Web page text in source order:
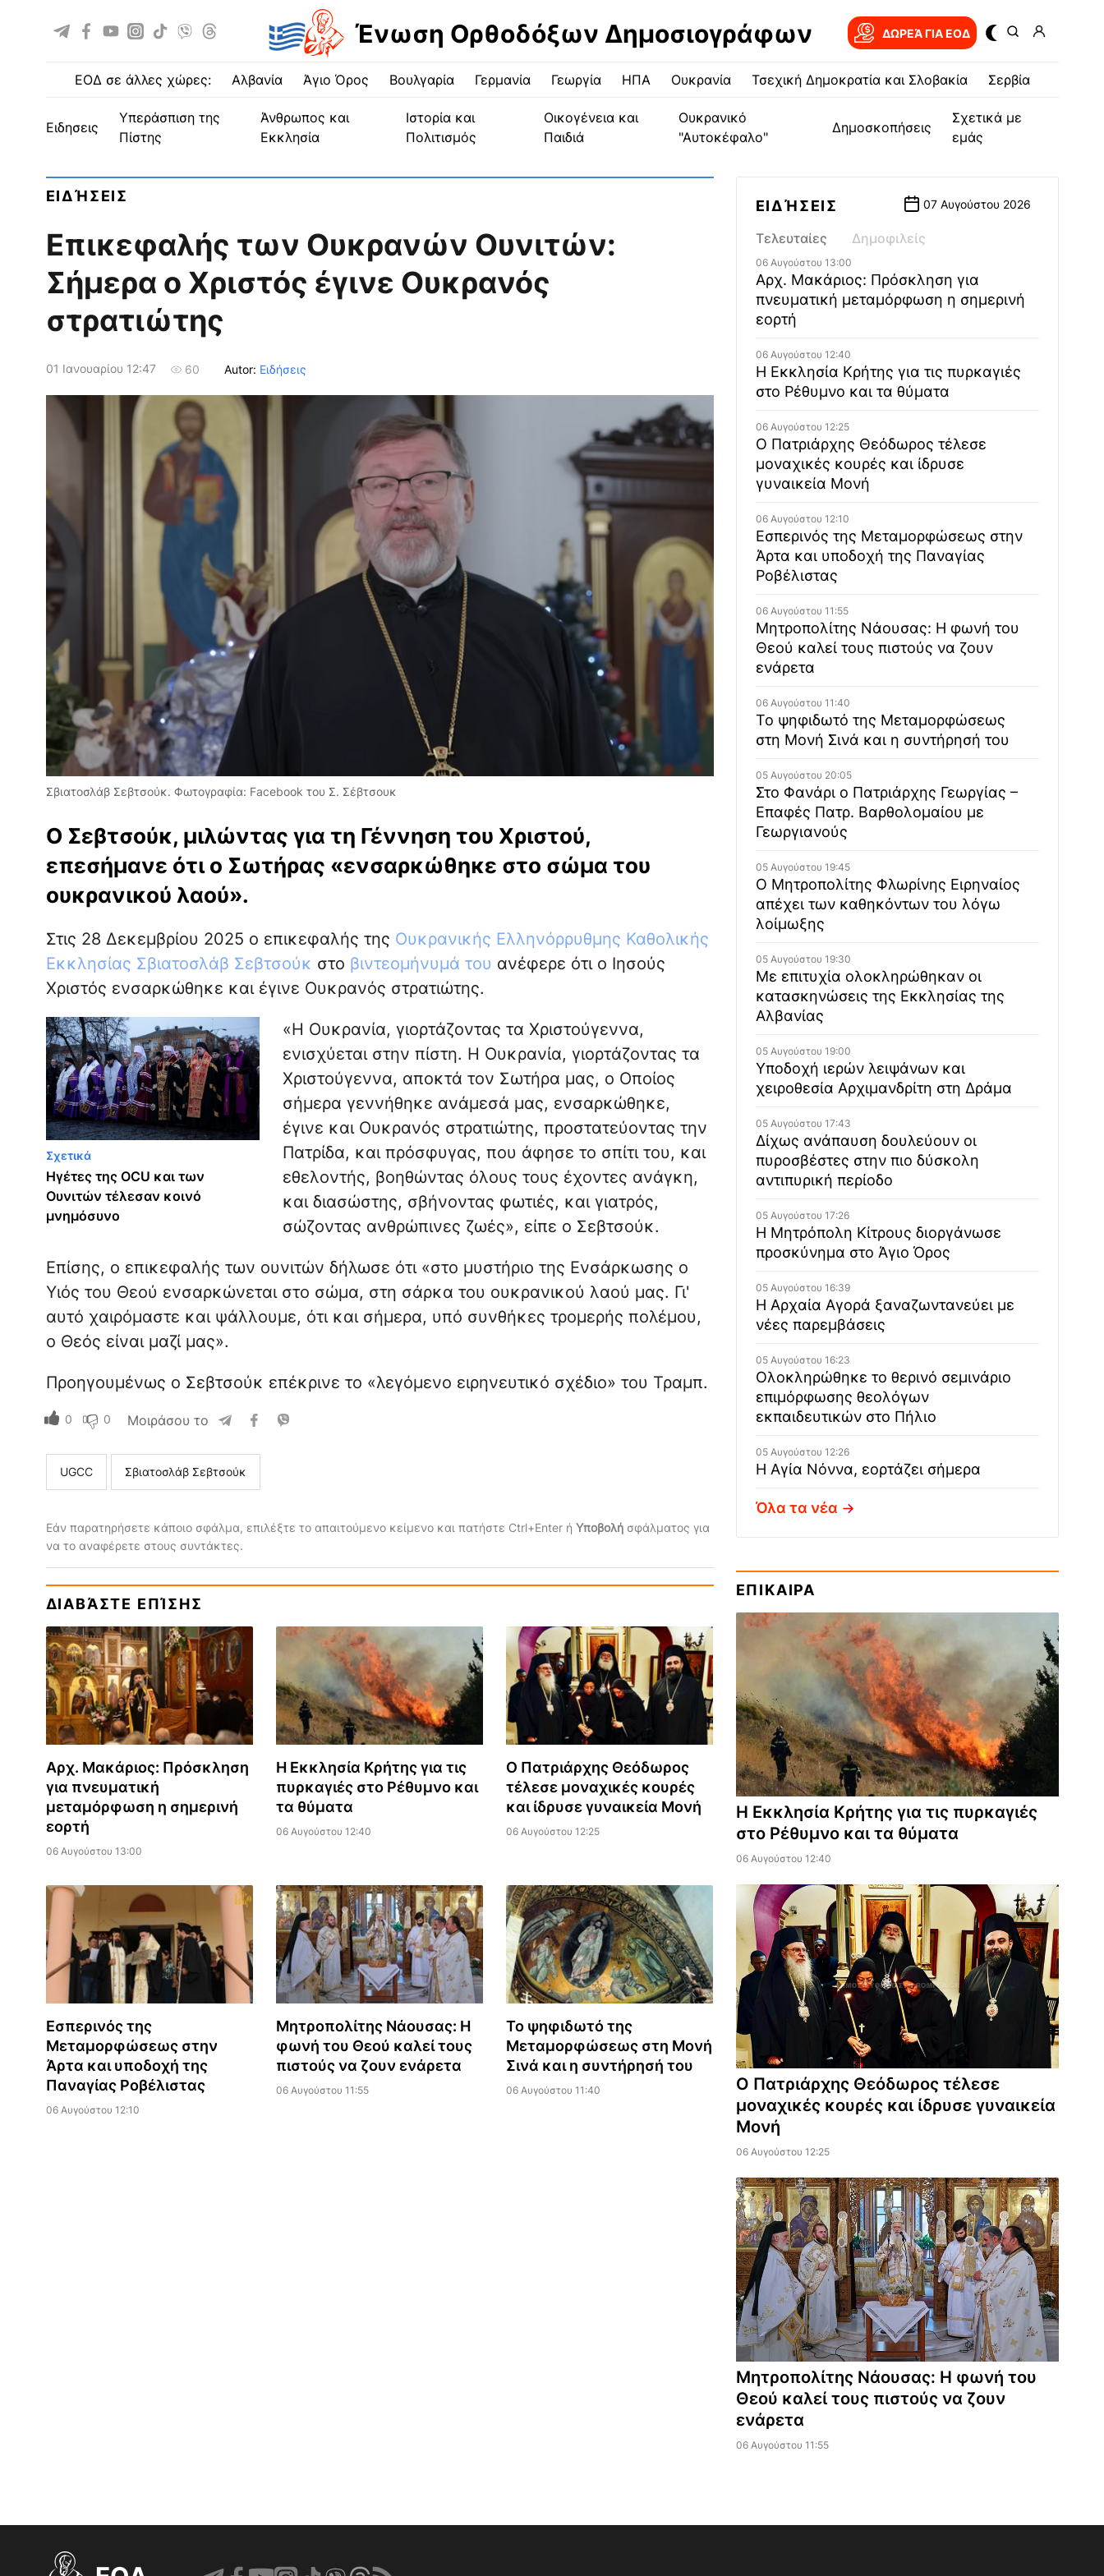
Ένωση Ορθοδόξων Δημοσιογράφων ΔΩΡΕΆ ΓΙΑ EOΔ
ΕΟΔ σε άλλες χώρες: Αλβανία Άγιο Όρος Βουλγαρία Γερμανία Γεωργία ΗΠΑ Ουκρανία Τσεχική Δημοκρατία και Σλοβακία Σερβία
ειδησεις
Υπεράσπιση της
Πίστης
Άνθρωπος και
Εκκλησία
Ιστορία και
Πολιτισμός
Οικογένεια και
Παιδιά
Ουκρανικό
"Αυτοκέφαλο"
Δημοσκοπήσεις
Σχετικά με
εμάς
ΕΙΔΉΣΕΙΣ
Επικεφαλής των Ουκρανών Ουνιτών:
Σήμερα ο Χριστός έγινε Ουκρανός
στρατιώτης
01 Ιανουαρίου 12:47 60 Autor: Ειδήσεις
Σβιατοσλάβ Σεβτσούκ. Φωτογραφία: Facebook του Σ. Σέβτσουκ
Ο Σεβτσούκ, μιλώντας για τη Γέννηση του Χριστού,
επεσήμανε ότι ο Σωτήρας «ενσαρκώθηκε στο σώμα του
ουκρανικού λαού».
Στις 28 Δεκεμβρίου 2025 ο επικεφαλής της Ουκρανικής Ελληνόρρυθμης Καθολικής
Εκκλησίας Σβιατοσλάβ Σεβτσούκ στο βιντεομήνυμά του ανέφερε ότι ο Ιησούς
Χριστός ενσαρκώθηκε και έγινε Ουκρανός στρατιώτης.
Σχετικά
Ηγέτες της OCU και των
Ουνιτών τέλεσαν κοινό
μνημόσυνο
«Η Ουκρανία, γιορτάζοντας τα Χριστούγεννα,
ενισχύεται στην πίστη. Η Ουκρανία, γιορτάζοντας τα
Χριστούγεννα, αποκτά τον Σωτήρα μας, ο Οποίος
σήμερα γεννήθηκε ανάμεσά μας, ενσαρκώθηκε,
έγινε και Ουκρανός στρατιώτης, προστατεύοντας την
Πατρίδα, και πρόσφυγας, που άφησε το σπίτι του, και
εθελοντής, βοηθώντας όλους τους έχοντες ανάγκη,
και διασώστης, σβήνοντας φωτιές, και γιατρός,
σώζοντας ανθρώπινες ζωές», είπε ο Σεβτσούκ.
Επίσης, ο επικεφαλής των ουνιτών δήλωσε ότι «στο μυστήριο της Ενσάρκωσης ο
Υιός του Θεού ενσαρκώνεται στο σώμα, στη σάρκα του ουκρανικού λαού μας. Γι'
αυτό χαιρόμαστε και ψάλλουμε, ότι και σήμερα, υπό συνθήκες τρομερής πολέμου,
ο Θεός είναι μαζί μας».
Προηγουμένως ο Σεβτσούκ επέκρινε το «λεγόμενο ειρηνευτικό σχέδιο» του Τραμπ.
0 0 Μοιράσου το
UGCC Σβιατοσλάβ Σεβτσούκ
Εάν παρατηρήσετε κάποιο σφάλμα, επιλέξτε το απαιτούμενο κείμενο και πατήστε Ctrl+Enter ή Υποβολήσφάλματος για
να το αναφέρετε στους συντάκτες.
ΔΙΑΒΆΣΤΕ ΕΠΊΣΗΣ
Αρχ. Μακάριος: Πρόσκληση
για πνευματική
μεταμόρφωση η σημερινή
εορτή
06 Αυγούστου 13:00
Η Εκκλησία Κρήτης για τις
πυρκαγιές στο Ρέθυμνο και
τα θύματα
06 Αυγούστου 12:40
Ο Πατριάρχης Θεόδωρος
τέλεσε μοναχικές κουρές
και ίδρυσε γυναικεία Μονή
06 Αυγούστου 12:25
Εσπερινός της
Μεταμορφώσεως στην
Άρτα και υποδοχή της
Παναγίας Ροβέλιστας
06 Αυγούστου 12:10
Μητροπολίτης Νάουσας: Η
φωνή του Θεού καλεί τους
πιστούς να ζουν ενάρετα
06 Αυγούστου 11:55
Το ψηφιδωτό της
Μεταμορφώσεως στη Μονή
Σινά και η συντήρησή του
06 Αυγούστου 11:40
ΕΙΔΉΣΕΙΣ 07 Αυγούστου 2026
Τελευταίες Δημοφιλείς
06 Αυγούστου 13:00
Αρχ. Μακάριος: Πρόσκληση για
πνευματική μεταμόρφωση η σημερινή
εορτή
06 Αυγούστου 12:40
Η Εκκλησία Κρήτης για τις πυρκαγιές
στο Ρέθυμνο και τα θύματα
06 Αυγούστου 12:25
Ο Πατριάρχης Θεόδωρος τέλεσε
μοναχικές κουρές και ίδρυσε
γυναικεία Μονή
06 Αυγούστου 12:10
Εσπερινός της Μεταμορφώσεως στην
Άρτα και υποδοχή της Παναγίας
Ροβέλιστας
06 Αυγούστου 11:55
Μητροπολίτης Νάουσας: Η φωνή του
Θεού καλεί τους πιστούς να ζουν
ενάρετα
06 Αυγούστου 11:40
Το ψηφιδωτό της Μεταμορφώσεως
στη Μονή Σινά και η συντήρησή του
05 Αυγούστου 20:05
Στο Φανάρι ο Πατριάρχης Γεωργίας –
Επαφές Πατρ. Βαρθολομαίου με
Γεωργιανούς
05 Αυγούστου 19:45
Ο Μητροπολίτης Φλωρίνης Ειρηναίος
απέχει των καθηκόντων του λόγω
λοίμωξης
05 Αυγούστου 19:30
Με επιτυχία ολοκληρώθηκαν οι
κατασκηνώσεις της Εκκλησίας της
Αλβανίας
05 Αυγούστου 19:00
Υποδοχή ιερών λειψάνων και
χειροθεσία Αρχιμανδρίτη στη Δράμα
05 Αυγούστου 17:43
Δίχως ανάπαυση δουλεύουν οι
πυροσβέστες στην πιο δύσκολη
αντιπυρική περίοδο
05 Αυγούστου 17:26
Η Μητρόπολη Κίτρους διοργάνωσε
προσκύνημα στο Άγιο Όρος
05 Αυγούστου 16:39
Η Αρχαία Αγορά ξαναζωντανεύει με
νέες παρεμβάσεις
05 Αυγούστου 16:23
Ολοκληρώθηκε το θερινό σεμινάριο
επιμόρφωσης θεολόγων
εκπαιδευτικών στο Πήλιο
05 Αυγούστου 12:26
Η Αγία Νόννα, εορτάζει σήμερα
Όλα τα νέα
ΕΠΙΚΑΙΡΑ
Η Εκκλησία Κρήτης για τις πυρκαγιές
στο Ρέθυμνο και τα θύματα
06 Αυγούστου 12:40
Ο Πατριάρχης Θεόδωρος τέλεσε
μοναχικές κουρές και ίδρυσε γυναικεία
Μονή
06 Αυγούστου 12:25
Μητροπολίτης Νάουσας: Η φωνή του
Θεού καλεί τους πιστούς να ζουν
ενάρετα
06 Αυγούστου 11:55